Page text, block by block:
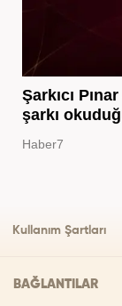
Şarkıcı
şarkı
Haber7
Kullanım Şartları
BAĞLANTILAR